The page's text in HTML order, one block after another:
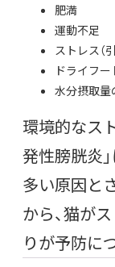
肥満
運動不足
ストレス（
ドライフ
水分摂取量
環境的なス
発性膀胱炎
多い原因と
から、猫が
りが予防に